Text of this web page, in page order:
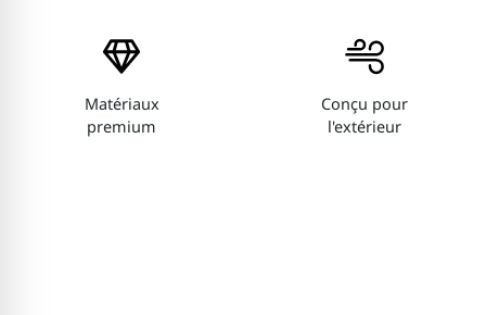
Matériaux
premium
Conçu pour
l'extérieur